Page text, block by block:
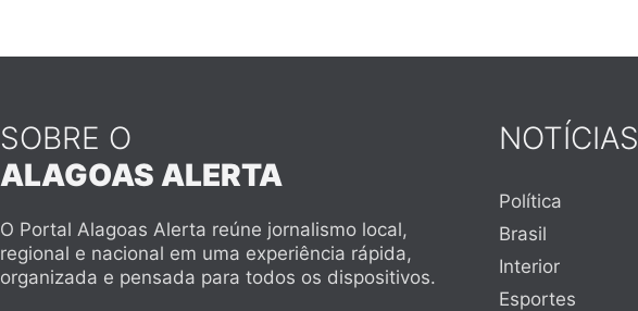
SOBRE O
ALAGOAS ALERTA
O Portal Alagoas Alerta reúne jornalismo local,
regional e nacional em uma experiência rápida,
organizada e pensada para todos os dispositivos.
NOTÍCIAS
Política
Brasil
Interior
Esportes